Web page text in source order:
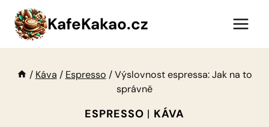
Přeskočit
obsah
KafeKakao.cz
/ Káva / Espresso / Výslovnost espressa: Jak na to
správně
ESPRESSO | KÁVA